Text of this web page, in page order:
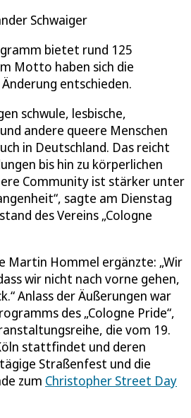
Schwaiger
bietet rund 125
Motto haben sich die
entschieden.
schwule, lesbische,
andere queere Menschen
in Deutschland. Das reicht
bis hin zu körperlichen
Community ist stärker unter
sagte am Dienstag
des Vereins „Cologne
Martin Hommel ergänzte: „Wir
wir nicht nach vorne gehen,
Anlass der Äußerungen war
des „Cologne Pride“,
die vom 19.
stattfindet und deren
Straßenfest und die
zum Christopher Street Day